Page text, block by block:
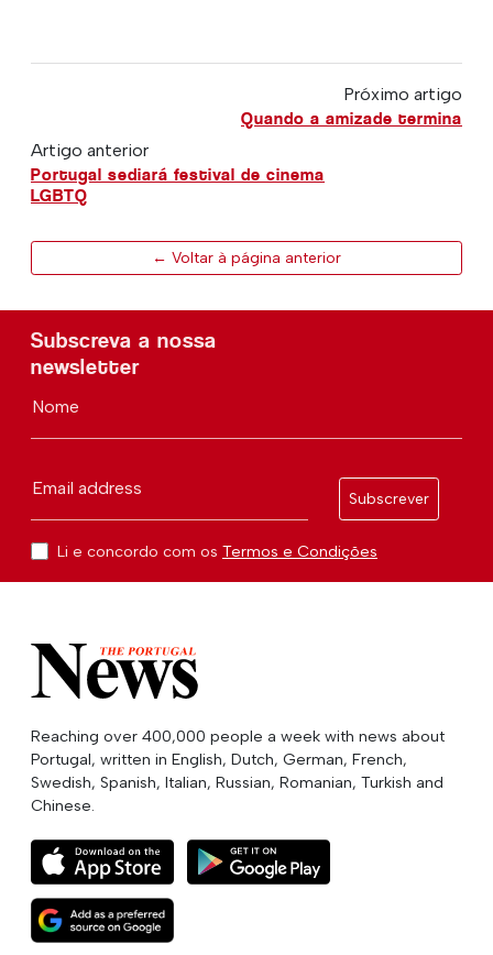
Próximo artigo
Quando a amizade termina
Artigo anterior
Portugal sediará festival de cinema
LGBTQ
← Voltar à página anterior
Subscreva a nossa
newsletter
Nome
Email address
Subscrever
Li e concordo com os Termos e Condições
Reaching over 400,000 people a week with news about
Portugal, written in English, Dutch, German, French,
Swedish, Spanish, Italian, Russian, Romanian, Turkish and
Chinese.